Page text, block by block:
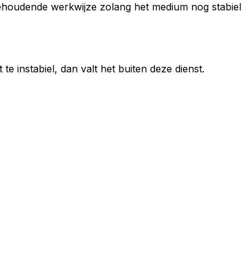
werkwijze zolang het medium nog stabiel
instabiel, dan valt het buiten deze dienst.